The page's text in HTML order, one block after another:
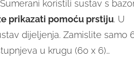
koristili sustav s
prikazati pomoću prstiju. U
dijeljenja. Zamislite samo
u krugu (60 x 6)…